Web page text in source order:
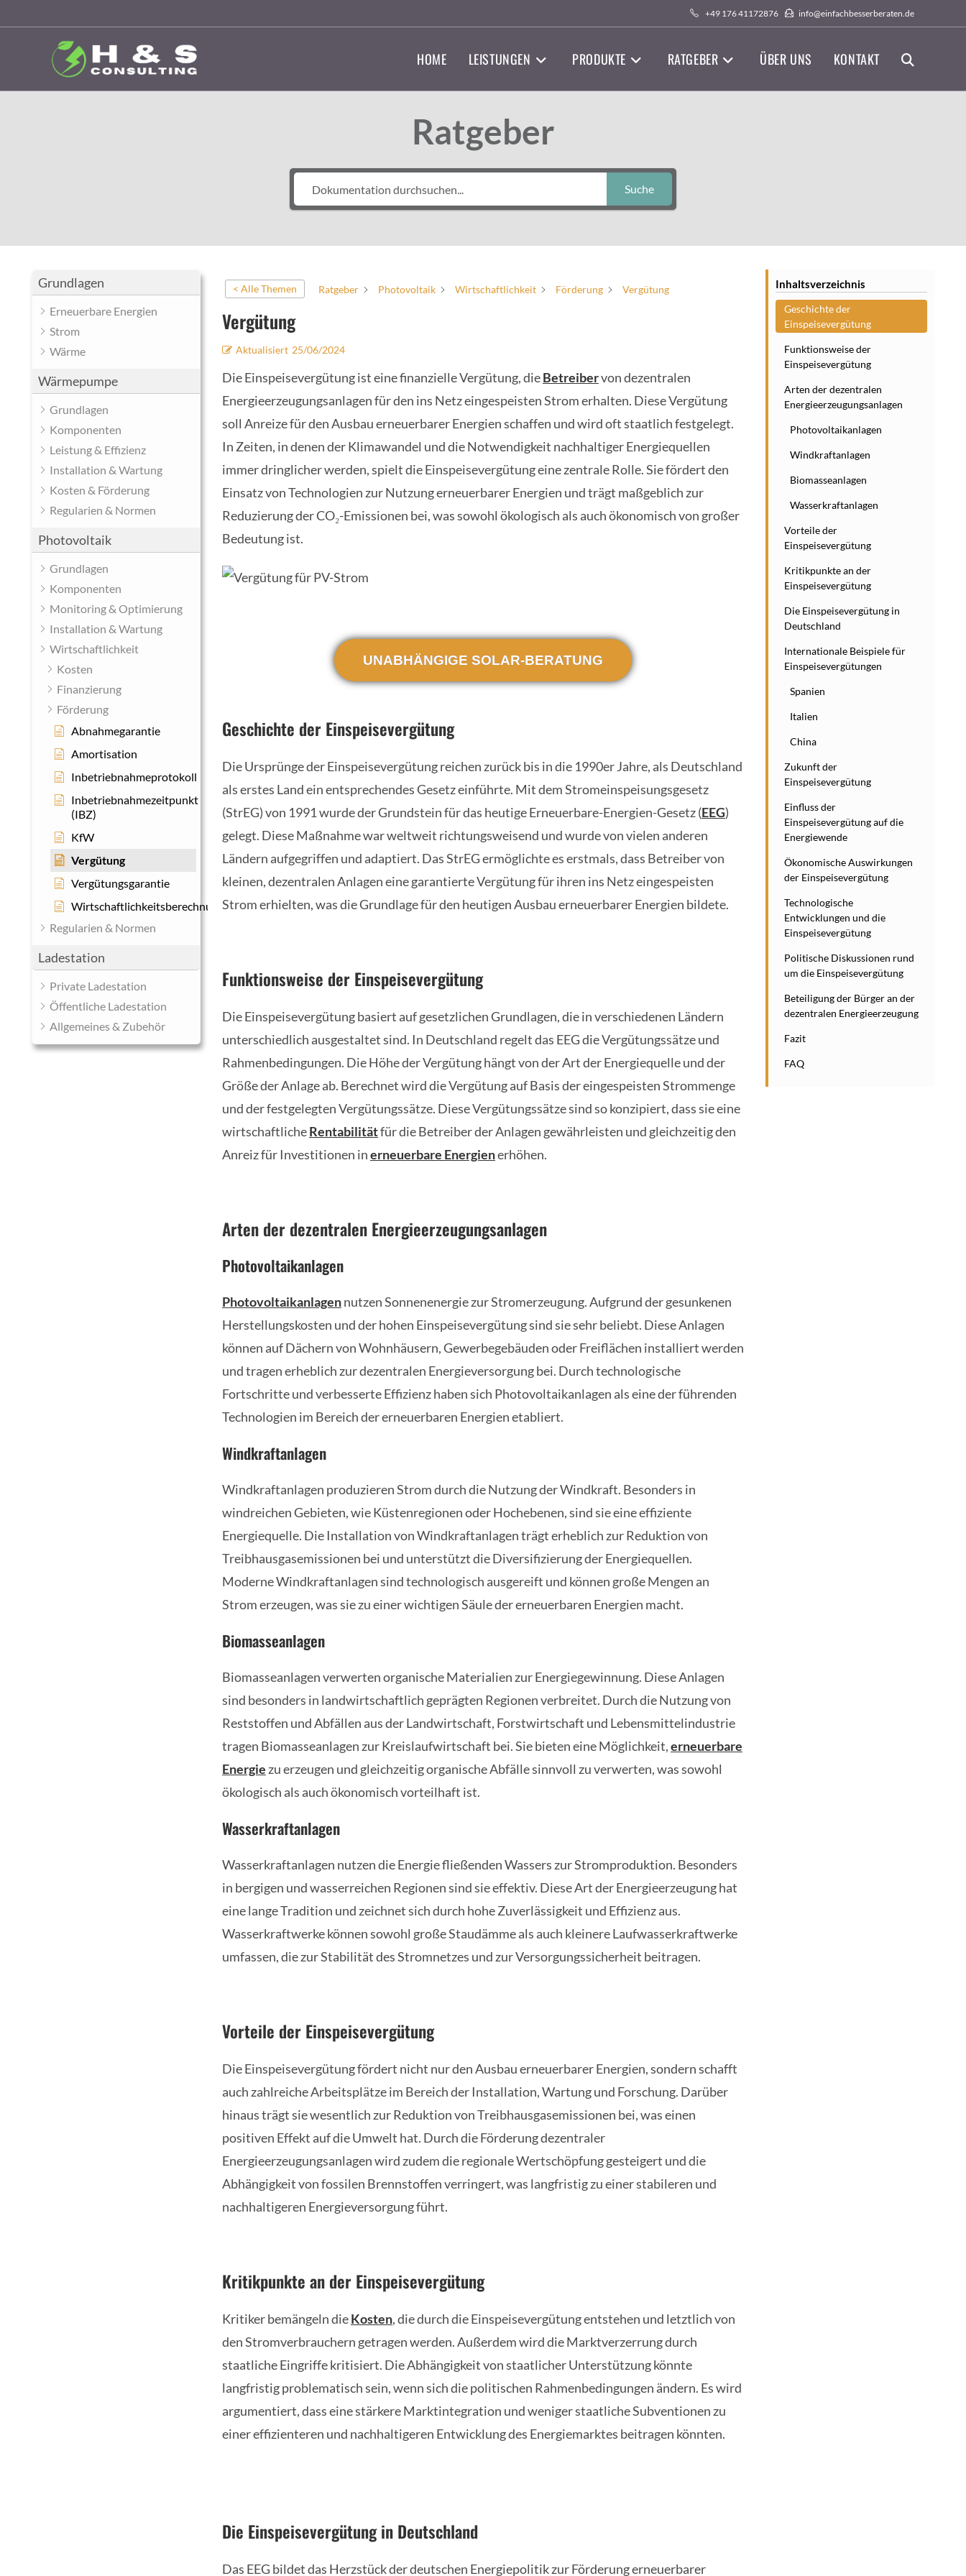
Inhalt
+49 176 41172876 info@einfachbesserberaten.de
HOME LEISTUNGEN PRODUKTE RATGEBER ÜBER UNS KONTAKT WEBSITE-
Ratgeber
Suche
Grundlagen
Erneuerbare Energien
Strom
Wärme
Wärmepumpe
Grundlagen
Komponenten
Leistung & Effizienz
Installation & Wartung
Kosten & Förderung
Regularien & Normen
Photovoltaik
Grundlagen
Komponenten
Monitoring & Optimierung
Installation & Wartung
Wirtschaftlichkeit
Kosten
Finanzierung
Förderung
Abnahmegarantie
Amortisation
Inbetriebnahmeprotokoll
Inbetriebnahmezeitpunkt
(IBZ)
KfW
Vergütung
Vergütungsgarantie
Wirtschaftlichkeitsberechnung
Regularien & Normen
Ladestation
Private Ladestation
Öffentliche Ladestation
Allgemeines & Zubehör
< Alle Themen Ratgeber Photovoltaik Wirtschaftlichkeit Förderung Vergütung
Vergütung
Aktualisiert 25/06/2024
Die Einspeisevergütung ist eine finanzielle Vergütung, dieBetreibervon dezentralen
Energieerzeugungsanlagen für den ins Netz eingespeisten Strom erhalten. Diese Vergütung
soll Anreize für den Ausbau erneuerbarer Energien schaffen und wird oft staatlich festgelegt.
In Zeiten, in denen der Klimawandel und die Notwendigkeit nachhaltiger Energiequellen
immer dringlicher werden, spielt die Einspeisevergütung eine zentrale Rolle. Sie fördert den
Einsatz von Technologien zur Nutzung erneuerbarer Energien und trägt maßgeblich zur
Reduzierung der CO₂-Emissionen bei, was sowohl ökologisch als auch ökonomisch von großer
Bedeutung ist.
UNABHÄNGIGE SOLAR-BERATUNG
Geschichte der Einspeisevergütung
Die Ursprünge der Einspeisevergütung reichen zurück bis in die 1990er Jahre, als Deutschland
als erstes Land ein entsprechendes Gesetz einführte. Mit dem Stromeinspeisungsgesetz
(StrEG) von 1991 wurde der Grundstein für das heutige Erneuerbare-Energien-Gesetz (EEG)
gelegt. Diese Maßnahme war weltweit richtungsweisend und wurde von vielen anderen
Ländern aufgegriffen und adaptiert. Das StrEG ermöglichte es erstmals, dass Betreiber von
kleinen, dezentralen Anlagen eine garantierte Vergütung für ihren ins Netz eingespeisten
Strom erhielten, was die Grundlage für den heutigen Ausbau erneuerbarer Energien bildete.
Funktionsweise der Einspeisevergütung
Die Einspeisevergütung basiert auf gesetzlichen Grundlagen, die in verschiedenen Ländern
unterschiedlich ausgestaltet sind. In Deutschland regelt das EEG die Vergütungssätze und
Rahmenbedingungen. Die Höhe der Vergütung hängt von der Art der Energiequelle und der
Größe der Anlage ab. Berechnet wird die Vergütung auf Basis der eingespeisten Strommenge
und der festgelegten Vergütungssätze. Diese Vergütungssätze sind so konzipiert, dass sie eine
wirtschaftlicheRentabilitätfür die Betreiber der Anlagen gewährleisten und gleichzeitig den
Anreiz für Investitionen inerneuerbare Energienerhöhen.
Arten der dezentralen Energieerzeugungsanlagen
Photovoltaikanlagen
Photovoltaikanlagennutzen Sonnenenergie zur Stromerzeugung. Aufgrund der gesunkenen
Herstellungskosten und der hohen Einspeisevergütung sind sie sehr beliebt. Diese Anlagen
können auf Dächern von Wohnhäusern, Gewerbegebäuden oder Freiflächen installiert werden
und tragen erheblich zur dezentralen Energieversorgung bei. Durch technologische
Fortschritte und verbesserte Effizienz haben sich Photovoltaikanlagen als eine der führenden
Technologien im Bereich der erneuerbaren Energien etabliert.
Windkraftanlagen
Windkraftanlagen produzieren Strom durch die Nutzung der Windkraft. Besonders in
windreichen Gebieten, wie Küstenregionen oder Hochebenen, sind sie eine effiziente
Energiequelle. Die Installation von Windkraftanlagen trägt erheblich zur Reduktion von
Treibhausgasemissionen bei und unterstützt die Diversifizierung der Energiequellen.
Moderne Windkraftanlagen sind technologisch ausgereift und können große Mengen an
Strom erzeugen, was sie zu einer wichtigen Säule der erneuerbaren Energien macht.
Biomasseanlagen
Biomasseanlagen verwerten organische Materialien zur Energiegewinnung. Diese Anlagen
sind besonders in landwirtschaftlich geprägten Regionen verbreitet. Durch die Nutzung von
Reststoffen und Abfällen aus der Landwirtschaft, Forstwirtschaft und Lebensmittelindustrie
tragen Biomasseanlagen zur Kreislaufwirtschaft bei. Sie bieten eine Möglichkeit,erneuerbare
Energiezu erzeugen und gleichzeitig organische Abfälle sinnvoll zu verwerten, was sowohl
ökologisch als auch ökonomisch vorteilhaft ist.
Wasserkraftanlagen
Wasserkraftanlagen nutzen die Energie fließenden Wassers zur Stromproduktion. Besonders
in bergigen und wasserreichen Regionen sind sie effektiv. Diese Art der Energieerzeugung hat
eine lange Tradition und zeichnet sich durch hohe Zuverlässigkeit und Effizienz aus.
Wasserkraftwerke können sowohl große Staudämme als auch kleinere Laufwasserkraftwerke
umfassen, die zur Stabilität des Stromnetzes und zur Versorgungssicherheit beitragen.
Vorteile der Einspeisevergütung
Die Einspeisevergütung fördert nicht nur den Ausbau erneuerbarer Energien, sondern schafft
auch zahlreiche Arbeitsplätze im Bereich der Installation, Wartung und Forschung. Darüber
hinaus trägt sie wesentlich zur Reduktion von Treibhausgasemissionen bei, was einen
positiven Effekt auf die Umwelt hat. Durch die Förderung dezentraler
Energieerzeugungsanlagen wird zudem die regionale Wertschöpfung gesteigert und die
Abhängigkeit von fossilen Brennstoffen verringert, was langfristig zu einer stabileren und
nachhaltigeren Energieversorgung führt.
Kritikpunkte an der Einspeisevergütung
Kritiker bemängeln dieKosten, die durch die Einspeisevergütung entstehen und letztlich von
den Stromverbrauchern getragen werden. Außerdem wird die Marktverzerrung durch
staatliche Eingriffe kritisiert. Die Abhängigkeit von staatlicher Unterstützung könnte
langfristig problematisch sein, wenn sich die politischen Rahmenbedingungen ändern. Es wird
argumentiert, dass eine stärkere Marktintegration und weniger staatliche Subventionen zu
einer effizienteren und nachhaltigeren Entwicklung des Energiemarktes beitragen könnten.
Die Einspeisevergütung in Deutschland
Das EEG bildet das Herzstück der deutschen Energiepolitik zur Förderung erneuerbarer
Inhaltsverzeichnis
Geschichte der
Einspeisevergütung
Funktionsweise der
Einspeisevergütung
Arten der dezentralen
Energieerzeugungsanlagen
Photovoltaikanlagen
Windkraftanlagen
Biomasseanlagen
Wasserkraftanlagen
Vorteile der
Einspeisevergütung
Kritikpunkte an der
Einspeisevergütung
Die Einspeisevergütung in
Deutschland
Internationale Beispiele für
Einspeisevergütungen
Spanien
Italien
China
Zukunft der
Einspeisevergütung
Einfluss der
Einspeisevergütung auf die
Energiewende
Ökonomische Auswirkungen
der Einspeisevergütung
Technologische
Entwicklungen und die
Einspeisevergütung
Politische Diskussionen rund
um die Einspeisevergütung
Beteiligung der Bürger an der
dezentralen Energieerzeugung
Fazit
FAQ